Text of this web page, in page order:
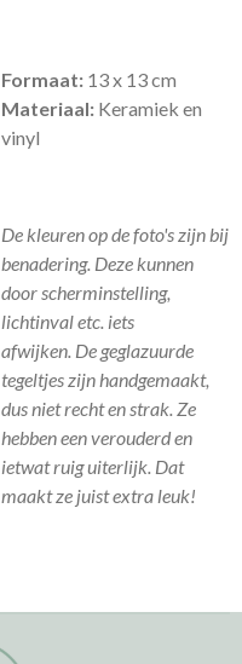
Formaat: 13 x 13 cm
Materiaal: Keramiek en
vinyl
De kleuren op de foto's zijn bij
benadering. Deze kunnen
door scherminstelling,
lichtinval etc. iets
afwijken. De geglazuurde
tegeltjes zijn handgemaakt,
dus niet recht en strak. Ze
hebben een verouderd en
ietwat ruig uiterlijk. Dat
maakt ze juist extra leuk!